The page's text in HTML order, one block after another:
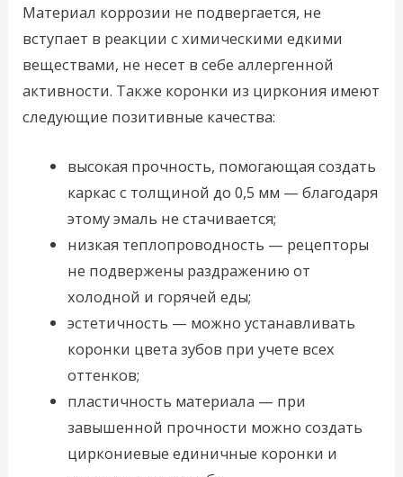
Материал коррозии не подвергается, не
вступает в реакции с химическими едкими
веществами, не несет в себе аллергенной
активности. Также коронки из циркония имеют
следующие позитивные качества:
высокая прочность, помогающая создать
каркас с толщиной до 0,5 мм — благодаря
этому эмаль не стачивается;
низкая теплопроводность — рецепторы
не подвержены раздражению от
холодной и горячей еды;
эстетичность — можно устанавливать
коронки цвета зубов при учете всех
оттенков;
пластичность материала — при
завышенной прочности можно создать
циркониевые единичные коронки и